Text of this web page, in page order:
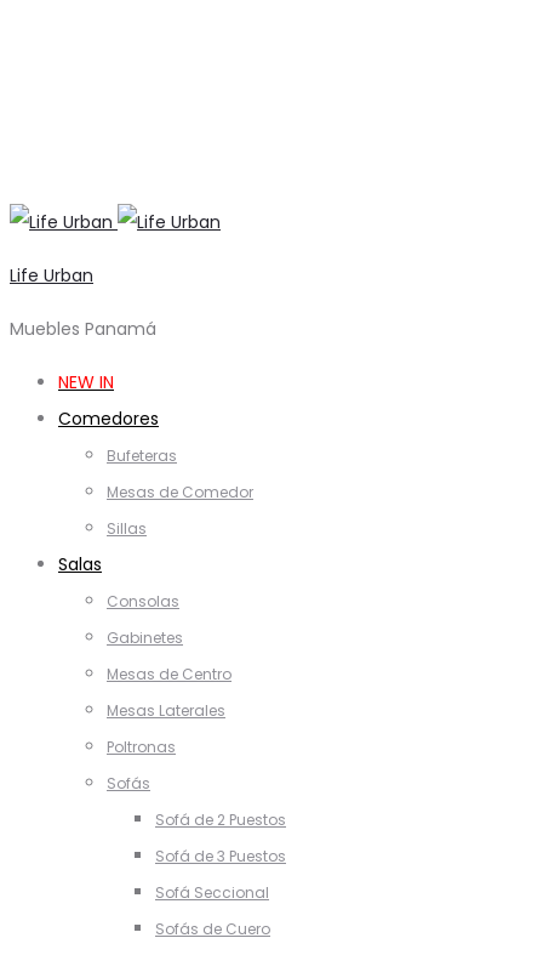
Life Urban
Muebles Panamá
NEW IN
Comedores
Bufeteras
Mesas de Comedor
Sillas
Salas
Consolas
Gabinetes
Mesas de Centro
Mesas Laterales
Poltronas
Sofás
Sofá de 2 Puestos
Sofá de 3 Puestos
Sofá Seccional
Sofás de Cuero